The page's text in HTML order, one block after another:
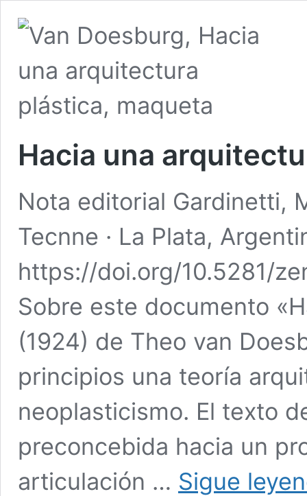
Hacia una
Nota editorial Gardinetti,
Tecnne · La Plata,
https://doi.org/10.5281/
Sobre este documento
(1924) de Theo van
principios una teoría
neoplasticismo. El texto
preconcebida hacia un
articulación … Sigue